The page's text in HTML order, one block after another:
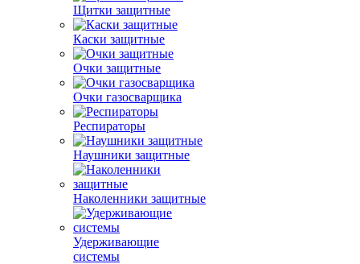
Щитки защитные
Каски защитные
Очки защитные
Очки газосварщика
Респираторы
Наушники защитные
Наколенники защитные
Удерживающие
системы